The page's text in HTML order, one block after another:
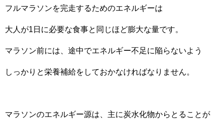
フルマラソンを完走するためのエネルギーは
大人が1日に必要な食事と同じほど膨大な量です。
マラソン前には、途中でエネルギー不足に陥らないよう
しっかりと栄養補給をしておかなければなりません。
マラソンのエネルギー源は、主に炭水化物からとることが